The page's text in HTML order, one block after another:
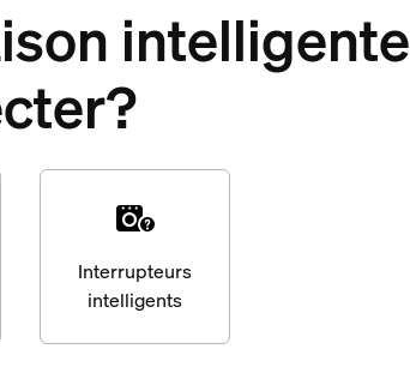
intelligente
Interrupteurs
intelligents